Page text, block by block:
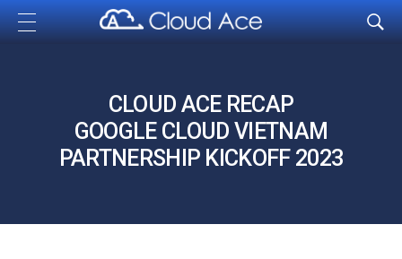
Cloud Ace
Nhà cung cấp giải pháp trên GCP cho doanh nghiệp
CLOUD ACE RECAP
GOOGLE CLOUD VIETNAM
PARTNERSHIP KICKOFF 2023